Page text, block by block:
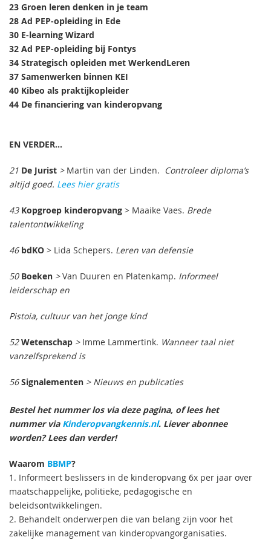
23 Groen leren denken in je team
28 Ad PEP-opleiding in Ede
30 E-learning Wizard
32 Ad PEP-opleiding bij Fontys
34 Strategisch opleiden met WerkendLeren
37 Samenwerken binnen KEI
40 Kibeo als praktijkopleider
44 De financiering van kinderopvang
EN VERDER...
21 De Jurist > Martin van der Linden. Controleer diploma’s
altijd goed. Lees hier gratis
43 Kopgroep kinderopvang > Maaike Vaes. Brede
talentontwikkeling
46 bdKO > Lida Schepers. Leren van defensie
50 Boeken >Van Duuren en Platenkamp. Informeel
leiderschap en
Pistoia, cultuur van het jonge kind
52Wetenschap > Imme Lammertink. Wanneer taal niet
vanzelfsprekend is
56Signalementen > Nieuws en publicaties
Bestel het nummer los via deze pagina, of lees het
nummer via Kinderopvangkennis.nl. Liever abonnee
worden? Lees dan verder!
Waarom BBMP?
1. Informeert beslissers in de kinderopvang 6x per jaar over
maatschappelijke, politieke, pedagogische en
beleidsontwikkelingen.
2. Behandelt onderwerpen die van belang zijn voor het
zakelijke management van kinderopvangorganisaties.